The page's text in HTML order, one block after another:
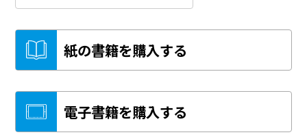
紙の書籍を購入する
電子書籍を購入する